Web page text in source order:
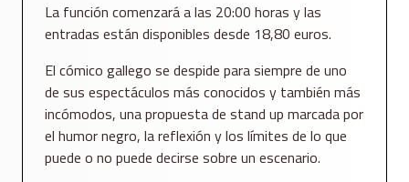
La función comenzará a las 20:00 horas y las
entradas están disponibles desde 18,80 euros.
El cómico gallego se despide para siempre de uno
de sus espectáculos más conocidos y también más
incómodos, una propuesta de stand up marcada por
el humor negro, la reflexión y los límites de lo que
puede o no puede decirse sobre un escenario.